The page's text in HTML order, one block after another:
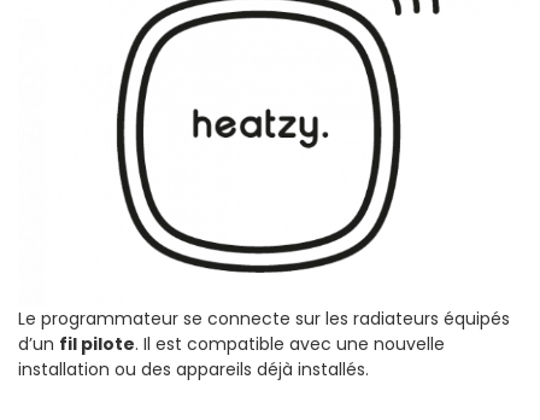
Le programmateur se connecte sur les radiateurs équipés
d’un fil pilote. Il est compatible avec une nouvelle
installation ou des appareils déjà installés.